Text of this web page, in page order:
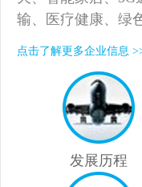
输、医疗健康、绿
点击了解更多企业信息
发展历程